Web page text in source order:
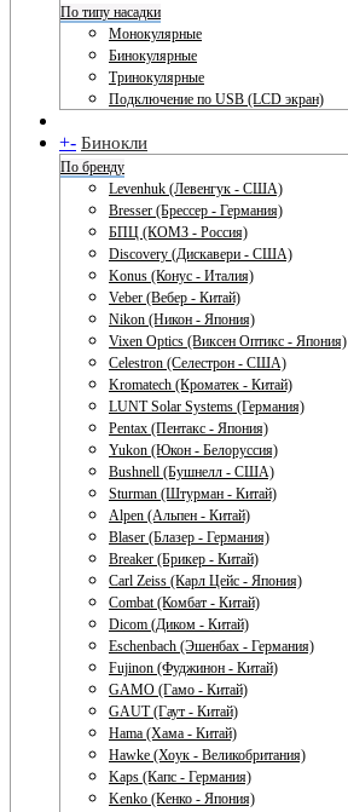
По типу насадки
Монокулярные
Бинокулярные
Тринокулярные
Подключение по USB (LCD экран)
+- Бинокли
По бренду
Levenhuk (Левенгук - США)
Bresser (Брессер - Германия)
БПЦ (КОМЗ - Россия)
Discovery (Дискавери - США)
Konus (Конус - Италия)
Veber (Вебер - Китай)
Nikon (Никон - Япония)
Vixen Optics (Виксен Оптикс - Япония)
Celestron (Селестрон - США)
Kromatech (Кроматек - Китай)
LUNT Solar Systems (Германия)
Pentax (Пентакс - Япония)
Yukon (Юкон - Белоруссия)
Bushnell (Бушнелл - США)
Sturman (Штурман - Китай)
Alpen (Альпен - Китай)
Blaser (Блазер - Германия)
Breaker (Брикер - Китай)
Carl Zeiss (Карл Цейс - Япония)
Combat (Комбат - Китай)
Dicom (Диком - Китай)
Eschenbach (Эшенбах - Германия)
Fujinon (Фуджинон - Китай)
GAMO (Гамо - Китай)
GAUT (Гаут - Китай)
Hama (Хама - Китай)
Hawke (Хоук - Великобритания)
Kaps (Капс - Германия)
Kenko (Кенко - Япония)